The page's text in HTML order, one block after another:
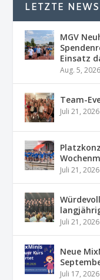
LETZTE NEWS
MGV
Einsatz
Aug. 5, 2026
Team-
Juli 21, 2026
Juli 21, 2026
Juli 21, 2026
Neue
Juli 17, 2026